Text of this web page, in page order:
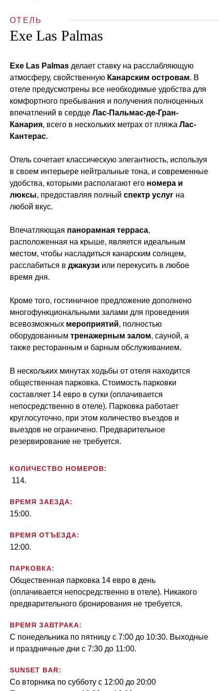
ОТЕЛЬ
Exe Las Palmas
Exe Las Palmas делает ставку на расслабляющую
атмосферу, свойственную Канарским островам. В
отеле предусмотрены все необходимые удобства для
комфортного пребывания и получения полноценных
впечатлений в сердце Лас-Пальмас-де-Гран-
Канария, всего в нескольких метрах от пляжа Лас-
Кантерас.
Отель сочетает классическую элегантность, используя
в своем интерьере нейтральные тона, и современные
удобства, которыми располагают его номера и
люксы, предоставляя полный спектр услуг на
любой вкус.
Впечатляющая панорамная терраса,
расположенная на крыше, является идеальным
местом, чтобы насладиться канарским солнцем,
расслабиться в джакузи или перекусить в любое
время дня.
Кроме того, гостиничное предложение дополнено
многофункциональными залами для проведения
всевозможных мероприятий, полностью
оборудованным тренажерным залом, сауной, а
также ресторанным и барным обслуживанием.
В нескольких минутах ходьбы от отеля находится
общественная парковка. Стоимость парковки
составляет 14 евро в сутки (оплачивается
непосредственно в отеле). Парковка работает
круглосуточно, при этом количество въездов и
выездов не ограничено. Предварительное
резервирование не требуется.
КОЛИЧЕСТВО НОМЕРОВ:
114.
ВРЕМЯ ЗАЕЗДА:
15:00.
ВРЕМЯ ОТЪЕЗДА:
12:00.
ПАРКОВКА:
Общественная парковка 14 евро в день
(оплачивается непосредственно в отеле). Никакого
предварительного бронирования не требуется.
ВРЕМЯ ЗАВТРАКА:
С понедельника по пятницу с 7:00 до 10:30. Выходные
и праздничные дни с 7:30 до 11:00.
SUNSET BAR:
Со вторника по субботу с 12:00 до 20:00